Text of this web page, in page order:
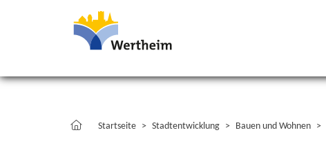
Startseite Stadtentwicklung Bauen und Wohnen